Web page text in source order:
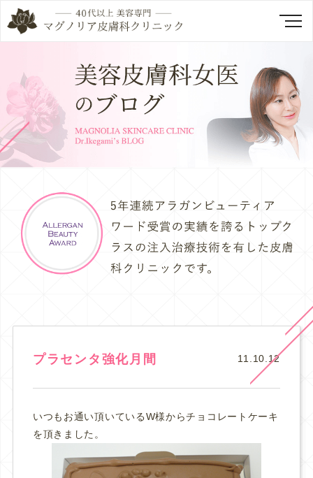
プラセンタ強化月間 11.10.12
いつもお通い頂いているW様からチョコレートケーキ
を頂きました。